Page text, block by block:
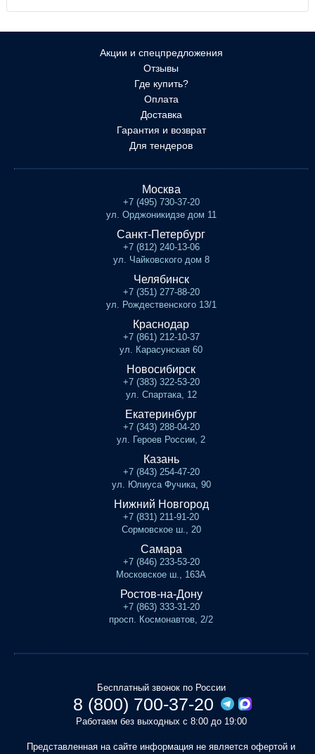
Акции и спецпредложения
Отзывы
Где купить?
Оплата
Доставка
Гарантия и возврат
Для тендеров
Москва
+7 (495) 730-37-20
ул. Орджоникидзе дом 11
Санкт-Петербург
+7 (812) 240-13-06
ул. Чайковского дом 8
Челябинск
+7 (351) 277-88-20
ул. Рождественского 13/1
Краснодар
+7 (861) 212-10-37
ул. Карасунская 60
Новосибирск
+7 (383) 322-53-20
ул. Спартака, 12
Екатеринбург
+7 (343) 288-04-20
ул. Героев России, 2
Казань
+7 (843) 254-47-20
ул. Юлиуса Фучика, 90
Нижний Новгород
+7 (831) 211-91-20
Сормовское ш., 20
Самара
+7 (846) 233-53-20
Московское ш., 163А
Ростов-на-Дону
+7 (863) 333-31-20
просп. Космонавтов, 2/2
Бесплатный звонок по России
8 (800) 700-37-20
Работаем без выходных с 8:00 до 19:00
Представленная на сайте информация не является офертой и